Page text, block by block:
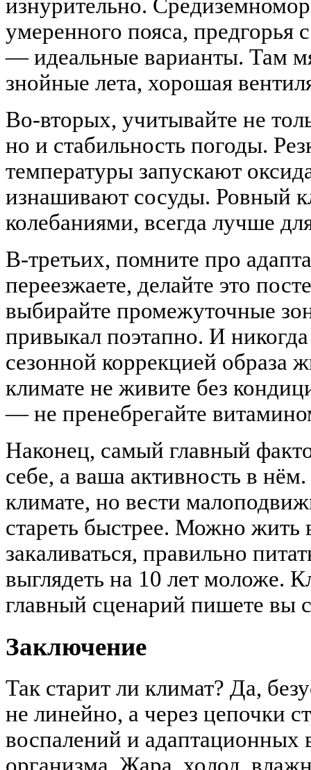
изнурительно.
умеренного пояса, предгорья
— идеальные варианты. Там
знойные лета, хорошая
Во-вторых, учитывайте не
но и стабильность погоды.
температуры запускают
изнашивают сосуды. Ровный
колебаниями, всегда лучше
В-третьих, помните про
переезжаете, делайте это
выбирайте промежуточные
привыкал поэтапно. И
сезонной коррекцией образа
климате не живите без
— не пренебрегайте
Наконец, самый главный
себе, а ваша активность в
климате, но вести
стареть быстрее. Можно жить
закаливаться, правильно
выглядеть на 10 лет моложе.
главный сценарий пишете вы
Заключение
Так старит ли климат? Да,
не линейно, а через цепочки
воспалений и адаптационных
организма. Жара, холод,